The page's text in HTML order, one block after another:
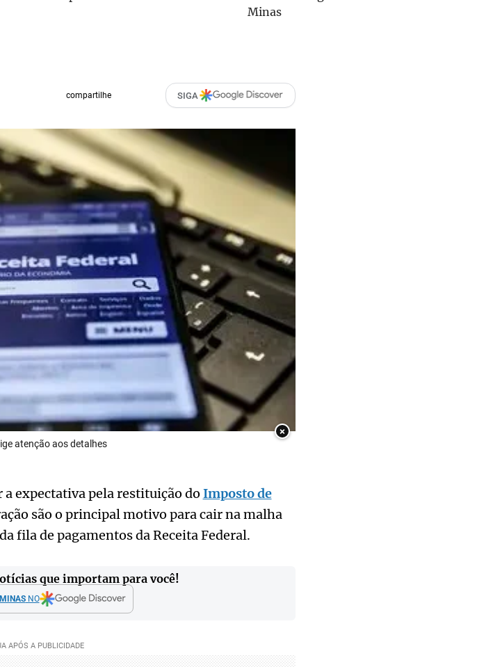
Minas
compartilhe SIGA
×
atenção aos detalhes
expectativa pela restituição do Imposto de
são o principal motivo para cair na malha
fila de pagamentos da Receita Federal.
que importam para você!
NO